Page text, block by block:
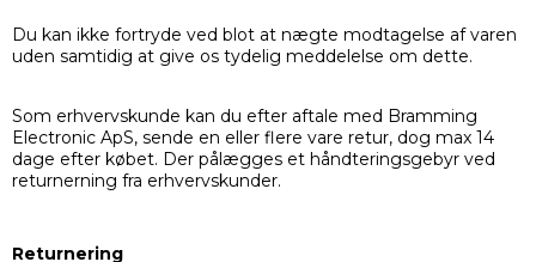
Du kan ikke fortryde ved blot at nægte modtagelse af varen
uden samtidig at give os tydelig meddelelse om dette.
Som erhvervskunde kan du efter aftale med Bramming
Electronic ApS, sende en eller flere vare retur, dog max 14
dage efter købet. Der pålægges et håndteringsgebyr ved
returnerning fra erhvervskunder.
Returnering